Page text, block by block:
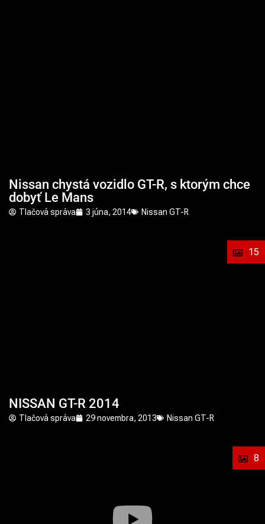
Nissan chystá vozidlo GT-R, s ktorým chce
dobyť Le Mans
Tlačová správa 3 júna, 2014 Nissan GT-R
15
NISSAN GT-R 2014
Tlačová správa 29 novembra, 2013 Nissan GT-R
8